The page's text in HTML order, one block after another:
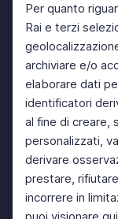
Per quanto
Rai e terzi
archiviare e/o
elaborare dati
identificatori
al fine di creare,
personalizzati,
derivare
prestare,
incorrere in